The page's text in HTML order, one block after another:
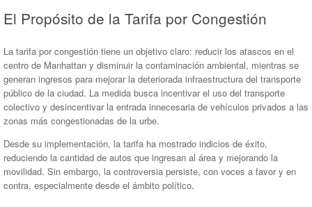
El Propósito de la Tarifa por Congestión
La tarifa por congestión tiene un objetivo claro: reducir los atascos en el
centro de Manhattan y disminuir la contaminación ambiental, mientras se
generan ingresos para mejorar la deteriorada infraestructura del transporte
público de la ciudad. La medida busca incentivar el uso del transporte
colectivo y desincentivar la entrada innecesaria de vehículos privados a las
zonas más congestionadas de la urbe.
Desde su implementación, la tarifa ha mostrado indicios de éxito,
reduciendo la cantidad de autos que ingresan al área y mejorando la
movilidad. Sin embargo, la controversia persiste, con voces a favor y en
contra, especialmente desde el ámbito político.